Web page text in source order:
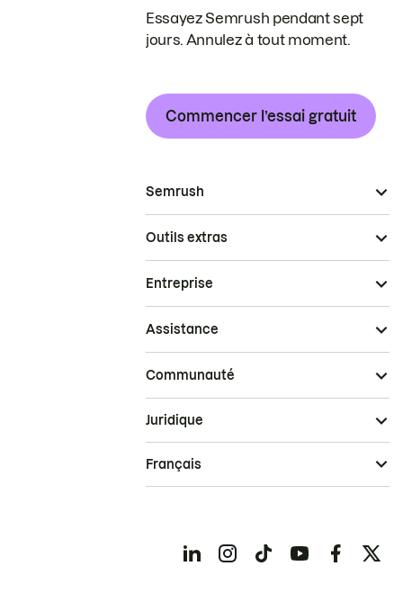
Essayez Semrush pendant sept
jours. Annulez à tout moment.
Commencer l’essai gratuit
Semrush
Outils extras
Entreprise
Assistance
Communauté
Juridique
Français